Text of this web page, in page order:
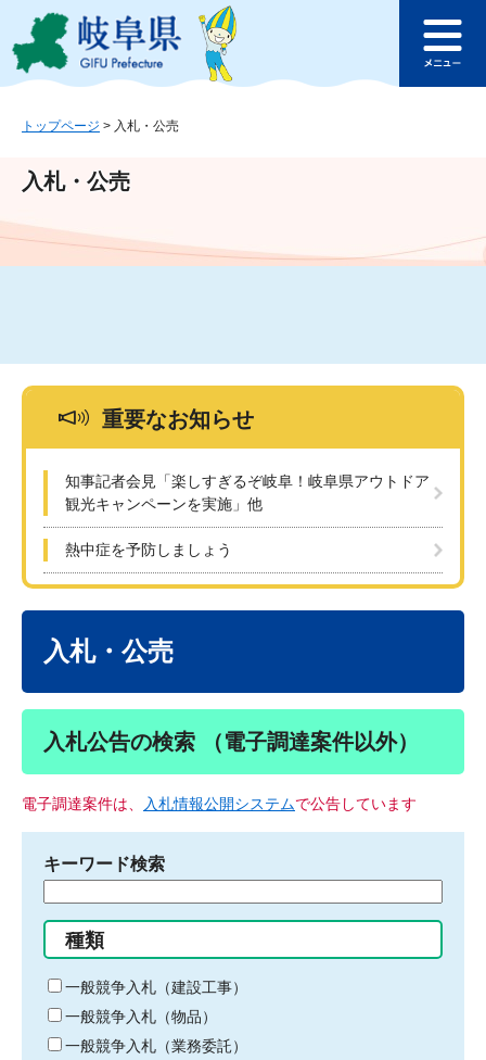
ジ
ュ
文
このページの本文へ
ュ
トップページ > 入札・公売
入札・公売
重要なお知らせ
知事記者会見「楽しすぎるぞ岐阜！岐阜県アウトドア
観光キャンペーンを実施」他
熱中症を予防しましょう
入札・公売
入札公告の検索 （電子調達案件以外）
電子調達案件は、 入札情報公開システムで公告しています
キーワード検索
る
キ
ー
ワ
ー
種類
一般競争入札（建設工事）
一般競争入札（物品）
一般競争入札（業務委託）